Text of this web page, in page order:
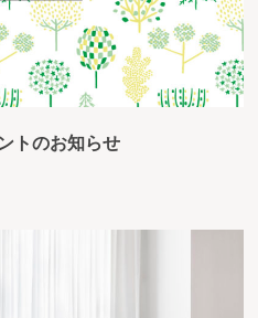
トのお知らせ